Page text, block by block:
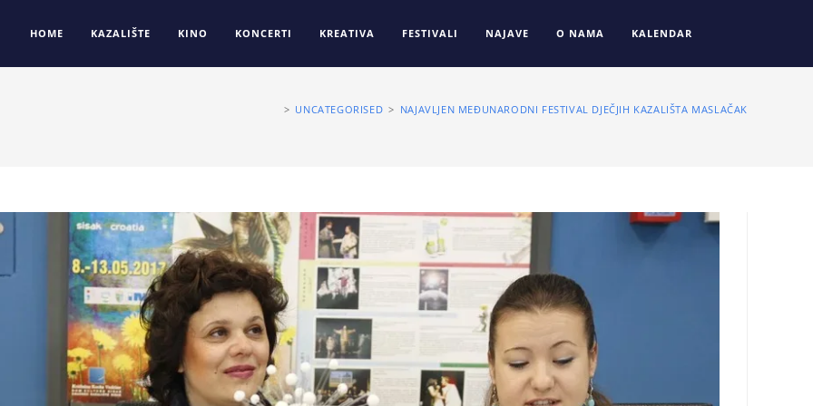
HOME KAZALIŠTE KINO KONCERTI KREATIVA FESTIVALI NAJAVE O NAMA KALENDAR
> UNCATEGORISED > NAJAVLJEN MEĐUNARODNI FESTIVAL DJEČJIH KAZALIŠTA MASLAČAK